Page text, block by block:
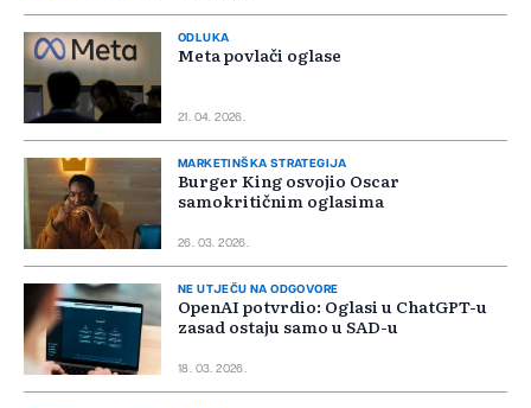
ODLUKA
Meta povlači oglase
21. 04. 2026.
MARKETINŠKA STRATEGIJA
Burger King osvojio Oscar
samokritičnim oglasima
26. 03. 2026.
NE UTJEČU NA ODGOVORE
OpenAI potvrdio: Oglasi u ChatGPT-u
zasad ostaju samo u SAD-u
18. 03. 2026.